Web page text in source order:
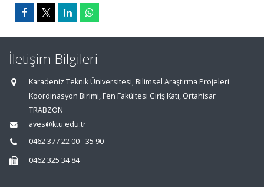
İletişim Bilgileri
Karadeniz Teknik Üniversitesi, Bilimsel Araştırma Projeleri
Koordinasyon Birimi, Fen Fakültesi Giriş Katı, Ortahisar
TRABZON
aves@ktu.edu.tr
0462 377 22 00 - 35 90
0462 325 34 84